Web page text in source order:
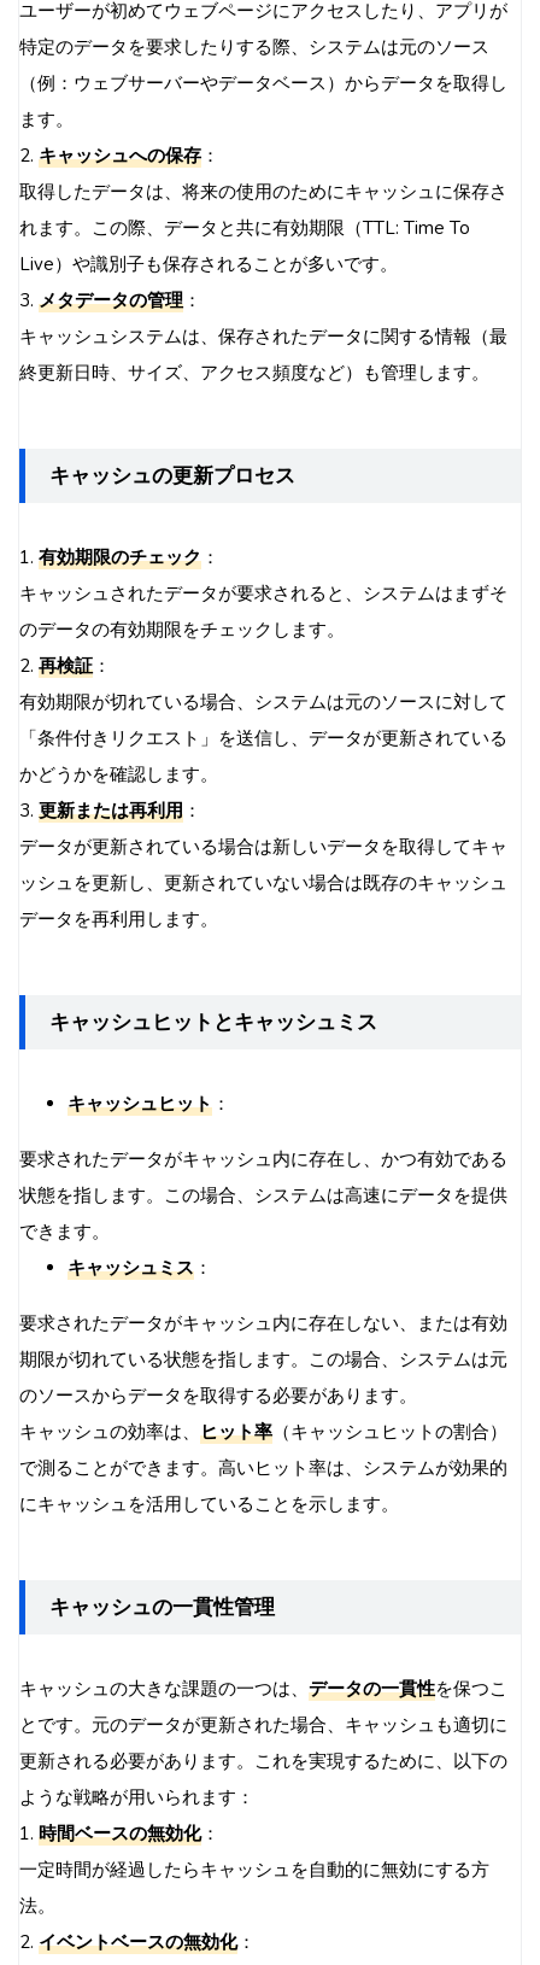
ユーザーが初めてウェブページにアクセスしたり、アプリが
特定のデータを要求したりする際、システムは元のソース
（例：ウェブサーバーやデータベース）からデータを取得し
ます。
2. キャッシュへの保存 ：
取得したデータは、将来の使用のためにキャッシュに保存さ
れます。この際、データと共に有効期限（TTL: Time To
Live）や識別子も保存されることが多いです。
3. メタデータの管理：
キャッシュシステムは、保存されたデータに関する情報（最
終更新日時、サイズ、アクセス頻度など）も管理します。
キャッシュの更新プロセス
1. 有効期限のチェック ：
キャッシュされたデータが要求されると、システムはまずそ
のデータの有効期限をチェックします。
2. 再検証：
有効期限が切れている場合、システムは元のソースに対して
「条件付きリクエスト」を送信し、データが更新されている
かどうかを確認します。
3. 更新または再利用 ：
データが更新されている場合は新しいデータを取得してキャ
ッシュを更新し、更新されていない場合は既存のキャッシュ
データを再利用します。
キャッシュヒットとキャッシュミス
キャッシュヒット ：
要求されたデータがキャッシュ内に存在し、かつ有効である
状態を指します。この場合、システムは高速にデータを提供
できます。
キャッシュミス ：
要求されたデータがキャッシュ内に存在しない、または有効
期限が切れている状態を指します。この場合、システムは元
のソースからデータを取得する必要があります。
キャッシュの効率は、 ヒット率 （キャッシュヒットの割合）
で測ることができます。高いヒット率は、システムが効果的
にキャッシュを活用していることを示します。
キャッシュの一貫性管理
キャッシュの大きな課題の一つは、 データの一貫性を保つこ
とです。元のデータが更新された場合、キャッシュも適切に
更新される必要があります。これを実現するために、以下の
ような戦略が用いられます：
1. 時間ベースの無効化：
一定時間が経過したらキャッシュを自動的に無効にする方
法。
2. イベントベースの無効化：